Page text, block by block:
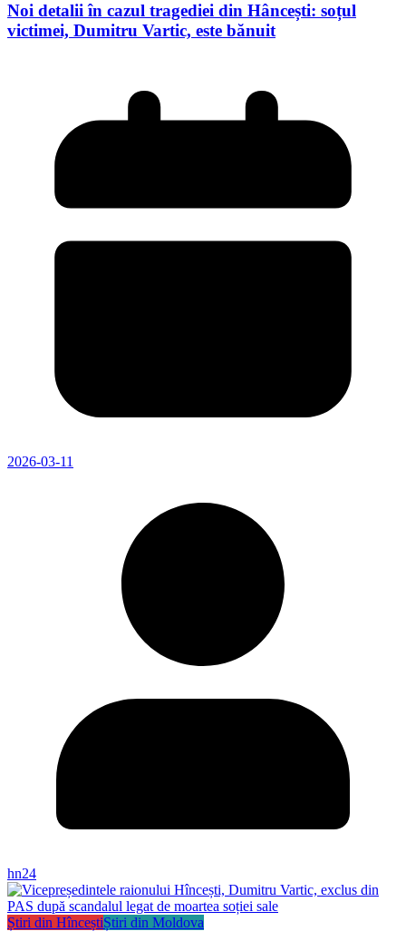
Noi detalii în cazul tragediei din Hâncești: soțul
victimei, Dumitru Vartic, este bănuit
2026-03-11
hn24
Știri din HînceștiȘtiri din Moldova